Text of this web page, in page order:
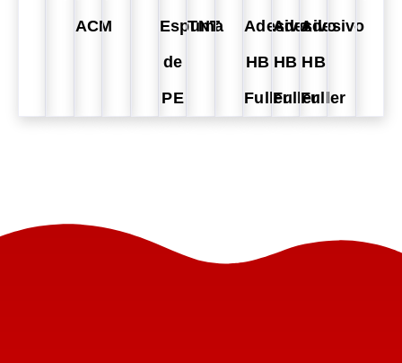
ACM
Espuma
de
PE
TNT
Adesivo
HB
Fuller
Adesivo
HB
Fuller
Adesivo
HB
Fuller